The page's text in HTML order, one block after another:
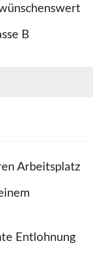
B
Arbeitsplatz
Entlohnung